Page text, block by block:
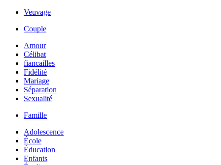
Veuvage
Couple
Amour
Célibat
fiancailles
Fidélité
Mariage
Séparation
Sexualité
Famille
Adolescence
École
Éducation
Enfants